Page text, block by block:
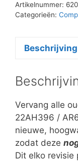
Artikelnummer:
Categorieën:
Beschrijving
Vervang alle
22AH396 /
nieuwe,
zodat deze
Dit elko revisie